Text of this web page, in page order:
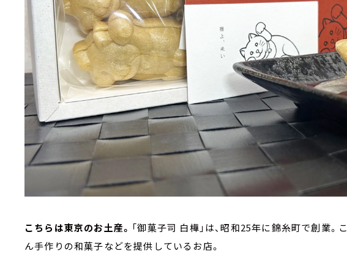
こちらは東京のお土産。 「御菓子司 白樺」は、昭和25年に錦糸町で創業
ん手作りの和菓子などを提供しているお店。